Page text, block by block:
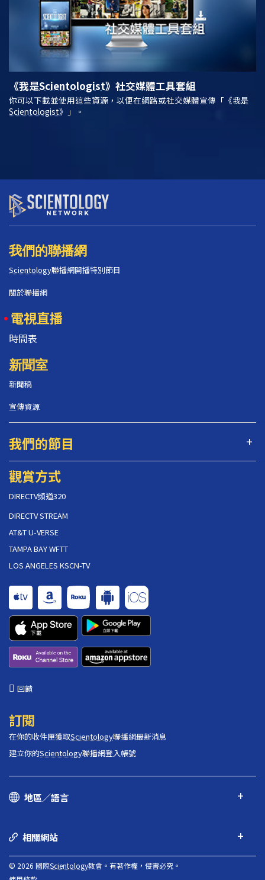
《我是Scientologist》 社交媒體工具套組
你可以下載並使用這些資源，以便在網路或社交媒體宣傳「《我是
Scientologist》」。
我們的聯播網
Scientology聯播網開播特別節目
關於聯播網
電視直播
時間表
新聞室
新聞稿
宣傳資源
我們的節目
觀賞方式
DIRECTV頻道320
DIRECTV STREAM
AT&T U-VERSE
TAMPA BAY WFTT
LOS ANGELES KSCN-TV
回饋
訂閱
在你的收件匣獲取Scientology聯播網最新消息
建立你的Scientology聯播網登入帳號
地區／語言
相關網站
© 2026 國際Scientology教會。有著作權，侵害必究。